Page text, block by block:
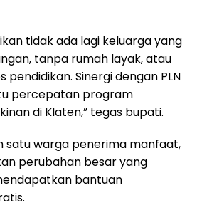
tidak ada lagi keluarga yang
tanpa rumah layak, atau
pendidikan. Sinergi dengan PLN
percepatan program
di Klaten,” tegas bupati.
satu warga penerima manfaat,
perubahan besar yang
bantuan